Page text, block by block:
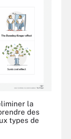
la
des
types de